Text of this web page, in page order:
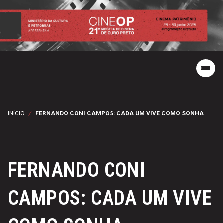
INÍCIO / FERNANDO CONI CAMPOS: CADA UM VIVE COMO SONHA
FERNANDO CONI
CAMPOS: CADA UM VIVE